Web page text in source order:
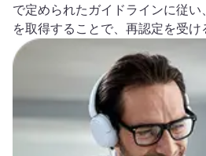
で定められたガイドラインに従い
を取得することで、再認定を受け